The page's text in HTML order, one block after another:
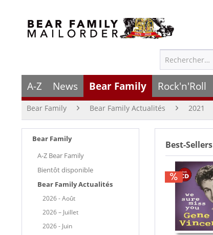
A-Z News Bear Family Rock'n'Roll
Bear Family Bear Family Actualités 2021
Bear Family
A-Z Bear Family
Bientôt disponible
Bear Family Actualités
2026 - Août
2026 – Juillet
2026 - Juin
Best-Sellers